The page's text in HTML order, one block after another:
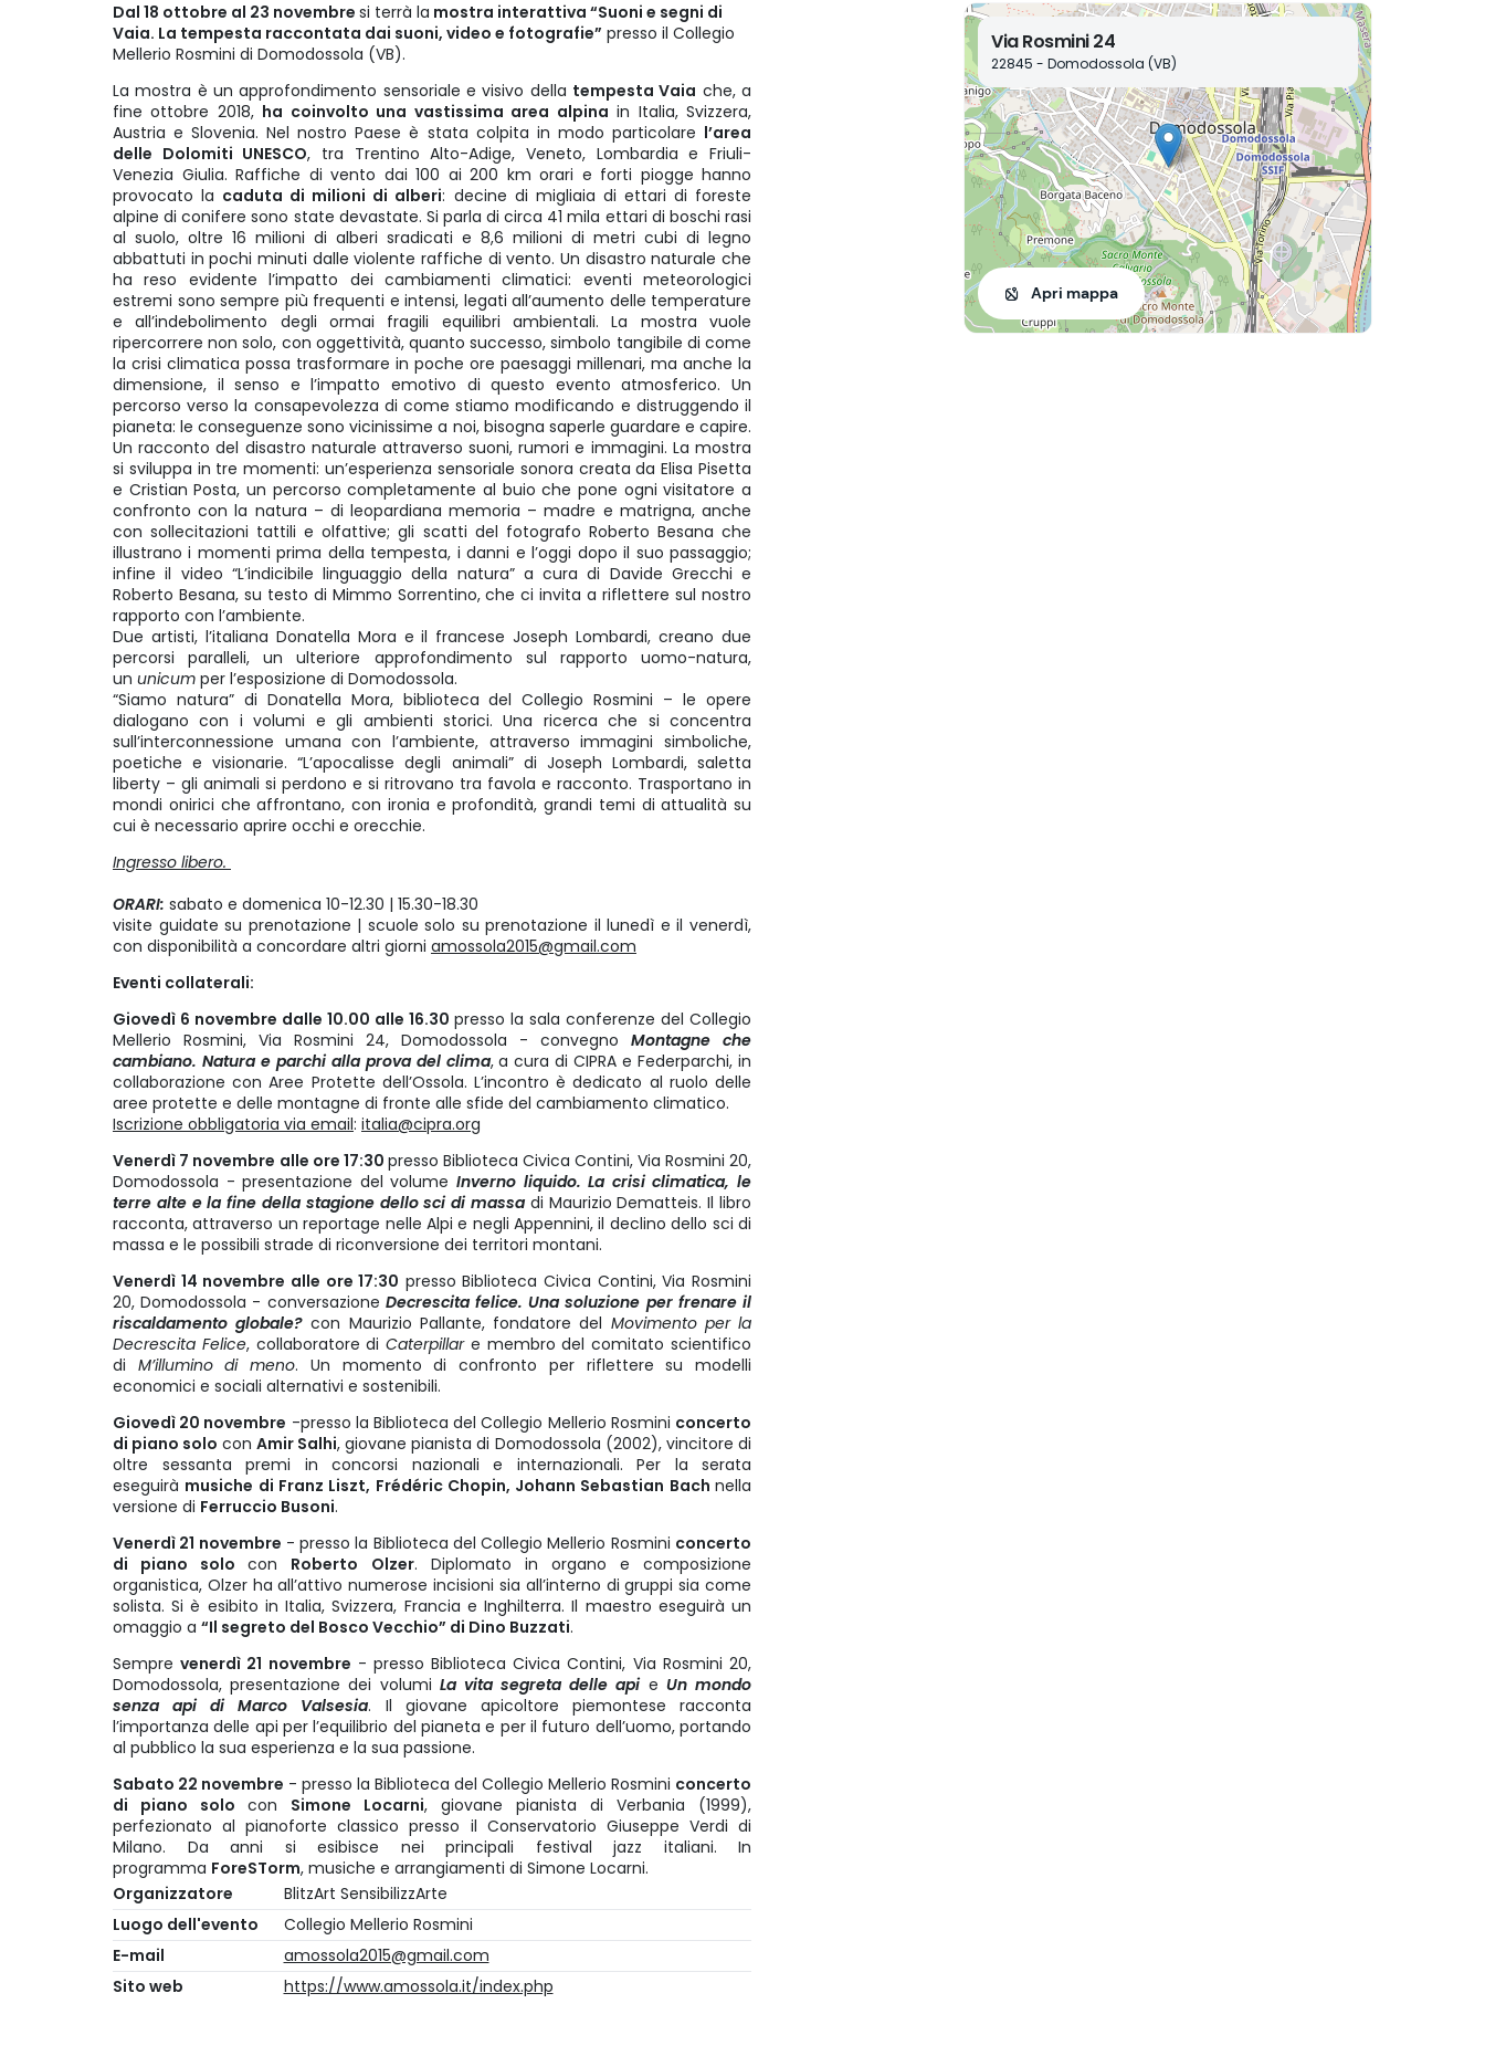
Dal 18 ottobre al 23 novembre si terrà la mostra interattiva “Suoni e segni di
Vaia. La tempesta raccontata dai suoni, video e fotografie” presso il Collegio
Mellerio Rosmini di Domodossola (VB).
La mostra è un approfondimento sensoriale e visivo della tempesta Vaia che, a
fine ottobre 2018, ha coinvolto una vastissima area alpina in Italia, Svizzera,
Austria e Slovenia. Nel nostro Paese è stata colpita in modo particolare l’area
delle Dolomiti UNESCO, tra Trentino Alto-Adige, Veneto, Lombardia e Friuli-
Venezia Giulia. Raffiche di vento dai 100 ai 200 km orari e forti piogge hanno
provocato la caduta di milioni di alberi: decine di migliaia di ettari di foreste
alpine di conifere sono state devastate. Si parla di circa 41 mila ettari di boschi rasi
al suolo, oltre 16 milioni di alberi sradicati e 8,6 milioni di metri cubi di legno
abbattuti in pochi minuti dalle violente raffiche di vento. Un disastro naturale che
ha reso evidente l’impatto dei cambiamenti climatici: eventi meteorologici
estremi sono sempre più frequenti e intensi, legati all’aumento delle temperature
e all’indebolimento degli ormai fragili equilibri ambientali. La mostra vuole
ripercorrere non solo, con oggettività, quanto successo, simbolo tangibile di come
la crisi climatica possa trasformare in poche ore paesaggi millenari, ma anche la
dimensione, il senso e l’impatto emotivo di questo evento atmosferico. Un
percorso verso la consapevolezza di come stiamo modificando e distruggendo il
pianeta: le conseguenze sono vicinissime a noi, bisogna saperle guardare e capire.
Un racconto del disastro naturale attraverso suoni, rumori e immagini. La mostra
si sviluppa in tre momenti: un’esperienza sensoriale sonora creata da Elisa Pisetta
e Cristian Posta, un percorso completamente al buio che pone ogni visitatore a
confronto con la natura – di leopardiana memoria – madre e matrigna, anche
con sollecitazioni tattili e olfattive; gli scatti del fotografo Roberto Besana che
illustrano i momenti prima della tempesta, i danni e l’oggi dopo il suo passaggio;
infine il video “L’indicibile linguaggio della natura” a cura di Davide Grecchi e
Roberto Besana, su testo di Mimmo Sorrentino, che ci invita a riflettere sul nostro
rapporto con l’ambiente.
Due artisti, l’italiana Donatella Mora e il francese Joseph Lombardi, creano due
percorsi paralleli, un ulteriore approfondimento sul rapporto uomo-natura,
un unicum per l’esposizione di Domodossola.
“Siamo natura” di Donatella Mora, biblioteca del Collegio Rosmini – le opere
dialogano con i volumi e gli ambienti storici. Una ricerca che si concentra
sull’interconnessione umana con l’ambiente, attraverso immagini simboliche,
poetiche e visionarie. “L’apocalisse degli animali” di Joseph Lombardi, saletta
liberty – gli animali si perdono e si ritrovano tra favola e racconto. Trasportano in
mondi onirici che affrontano, con ironia e profondità, grandi temi di attualità su
cui è necessario aprire occhi e orecchie.
Ingresso libero.
ORARI: sabato e domenica 10-12.30 | 15.30-18.30
visite guidate su prenotazione | scuole solo su prenotazione il lunedì e il venerdì,
con disponibilità a concordare altri giorni amossola2015@gmail.com
Eventi collaterali:
Giovedì 6 novembre dalle 10.00 alle 16.30 presso la sala conferenze del Collegio
Mellerio Rosmini, Via Rosmini 24, Domodossola - convegno Montagne che
cambiano. Natura e parchi alla prova del clima, a cura di CIPRA e Federparchi, in
collaborazione con Aree Protette dell’Ossola. L’incontro è dedicato al ruolo delle
aree protette e delle montagne di fronte alle sfide del cambiamento climatico.
Iscrizione obbligatoria via email: italia@cipra.org
Venerdì 7 novembre alle ore 17:30 presso Biblioteca Civica Contini, Via Rosmini 20,
Domodossola - presentazione del volume Inverno liquido. La crisi climatica, le
terre alte e la fine della stagione dello sci di massa di Maurizio Dematteis. Il libro
racconta, attraverso un reportage nelle Alpi e negli Appennini, il declino dello sci di
massa e le possibili strade di riconversione dei territori montani.
Venerdì 14 novembre alle ore 17:30 presso Biblioteca Civica Contini, Via Rosmini
20, Domodossola - conversazione Decrescita felice. Una soluzione per frenare il
riscaldamento globale? con Maurizio Pallante, fondatore del Movimento per la
Decrescita Felice, collaboratore diCaterpillare membro del comitato scientifico
di M’illumino di meno. Un momento di confronto per riflettere su modelli
economici e sociali alternativi e sostenibili.
Giovedì 20 novembre -presso la Biblioteca del Collegio Mellerio Rosmini concerto
di piano solo con Amir Salhi, giovane pianista di Domodossola (2002), vincitore di
oltre sessanta premi in concorsi nazionali e internazionali. Per la serata
eseguirà musiche di Franz Liszt, Frédéric Chopin, Johann Sebastian Bachnella
versione di Ferruccio Busoni.
Venerdì 21 novembre - presso la Biblioteca del Collegio Mellerio Rosmini concerto
di piano solocon Roberto Olzer. Diplomato in organo e composizione
organistica, Olzer ha all’attivo numerose incisioni sia all’interno di gruppi sia come
solista. Si è esibito in Italia, Svizzera, Francia e Inghilterra. Il maestro eseguirà un
omaggio a “Il segreto del Bosco Vecchio” di Dino Buzzati.
Semprevenerdì 21 novembre - presso Biblioteca Civica Contini, Via Rosmini 20,
Domodossola, presentazione dei volumi La vita segreta delle api e Un mondo
senza api di Marco Valsesia. Il giovane apicoltore piemontese racconta
l’importanza delle api per l’equilibrio del pianeta e per il futuro dell’uomo, portando
al pubblico la sua esperienza e la sua passione.
Sabato 22 novembre - presso la Biblioteca del Collegio Mellerio Rosmini concerto
di piano solo con Simone Locarni, giovane pianista di Verbania (1999),
perfezionato al pianoforte classico presso il Conservatorio Giuseppe Verdi di
Milano. Da anni si esibisce nei principali festival jazz italiani. In
programma ForeSTorm, musiche e arrangiamenti di Simone Locarni.
Organizzatore
BlitzArt SensibilizzArte
Luogo dell'evento
Collegio Mellerio Rosmini
E-mail
amossola2015@gmail.com
Sito web
https://www.amossola.it/index.php
Via Rosmini 24
22845 - Domodossola (VB)
Apri mappa